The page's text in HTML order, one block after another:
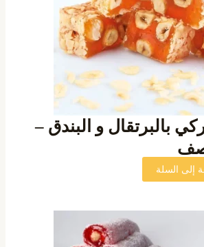
بالبرتقال و البندق –
إلى السلة